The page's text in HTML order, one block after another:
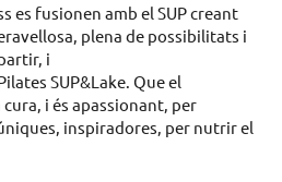
es fusionen amb el SUP creant
plena de possibilitats i
i
SUP&Lake. Que el
i és apassionant, per
inspiradores, per nutrir el